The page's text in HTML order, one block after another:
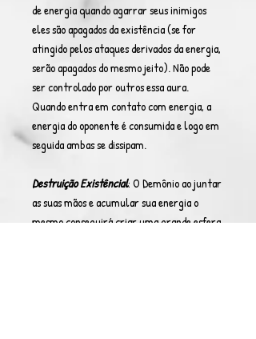
de energia quando agarrar seus inimigos
eles são apagados da existência (se for
atingido pelos ataques derivados da energia,
serão apagados do mesmo jeito). Não pode
ser controlado por outros essa aura.
Quando entra em contato com energia, a
energia do oponente é consumida e logo em
seguida ambas se dissipam.
Destruição Existêncial: O Demônio ao juntar
as suas mãos e acumular sua energia o
mesmo conseguirá criar uma grande esfera